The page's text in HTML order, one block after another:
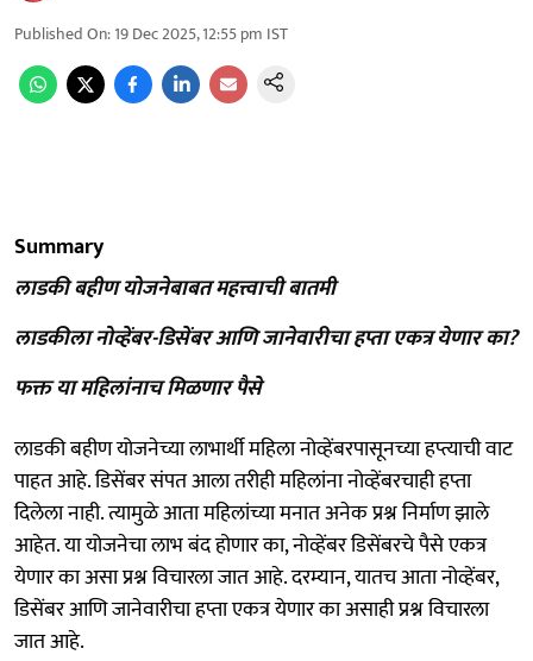
Published On:19 Dec 2025, 12:55 pm IST
Summary
लाडकी बहीण योजनेबाबत महत्त्वाची बातमी
लाडकीला नोव्हेंबर-डिसेंबर आणि जानेवारीचा हप्ता एकत्र येणार का?
फक्त या महिलांनाच मिळणार पैसे
लाडकी बहीण योजनेच्या लाभार्थी महिला नोव्हेंबरपासूनच्या हप्त्याची वाट
पाहत आहे. डिसेंबर संपत आला तरीही महिलांना नोव्हेंबरचाही हप्ता
दिलेला नाही. त्यामुळे आता महिलांच्या मनात अनेक प्रश्न निर्माण झाले
आहेत. या योजनेचा लाभ बंद होणार का, नोव्हेंबर डिसेंबरचे पैसे एकत्र
येणार का असा प्रश्न विचारला जात आहे. दरम्यान, यातच आता नोव्हेंबर,
डिसेंबर आणि जानेवारीचा हप्ता एकत्र येणार का असाही प्रश्न विचारला
जात आहे.